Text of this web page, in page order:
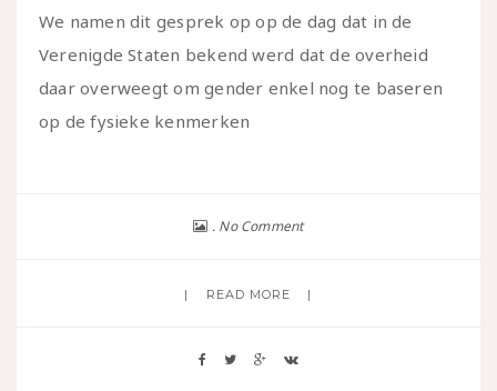
We namen dit gesprek op op de dag dat in de
Verenigde Staten bekend werd dat de overheid
daar overweegt om gender enkel nog te baseren
op de fysieke kenmerken
No Comment
READ MORE